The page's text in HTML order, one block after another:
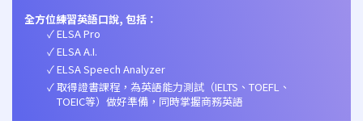
全方位練習英語口說, 包括：
ELSA Pro
ELSA A.I.
ELSA Speech Analyzer
取得證書課程，為英語能力測試（IELTS、TOEFL、
TOEIC等）做好準備，同時掌握商務英語